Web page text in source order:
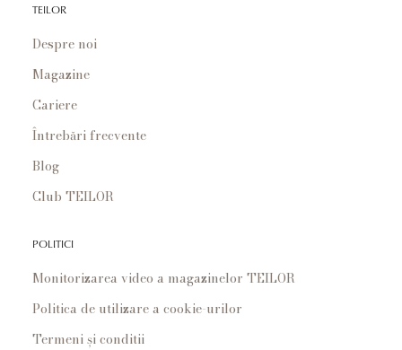
TEILOR
Despre noi
Magazine
Cariere
Întrebări frecvente
Blog
Club TEILOR
POLITICI
Monitorizarea video a magazinelor TEILOR
Politica de utilizare a cookie-urilor
Termeni și conditii